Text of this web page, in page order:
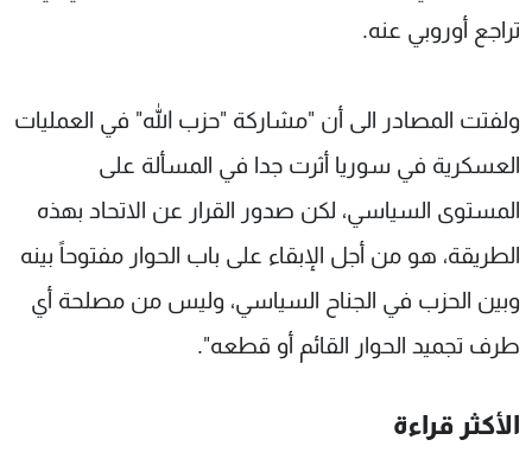
تراجع أوروبي عنه.
ولفتت المصادر الى أن "مشاركة "حزب الله" في العمليات
العسكرية في سوريا أثرت جدا في المسألة على
المستوى السياسي، لكن صدور القرار عن الاتحاد بهذه
الطريقة، هو من أجل الإبقاء على باب الحوار مفتوحاً بينه
وبين الحزب في الجناح السياسي، وليس من مصلحة أي
طرف تجميد الحوار القائم أو قطعه".
الأكثر قراءة